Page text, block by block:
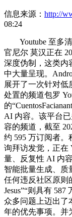
信息来源： http://
08:24
Youtube 至多清
官尼尔 莫汉正在
深度伪制，这类内
中大量呈现。
展开了一次针对低
处置的频道包罗
的
AI 内容。该平台
容的频道，截至
约 595 万订阅者。
询拜访发觉，正在
量、反复性 AI 内
智能批量生成、质
任何违反社区原则
Jesus”“则具有
众多问题上迈出了
年的优先事项。并